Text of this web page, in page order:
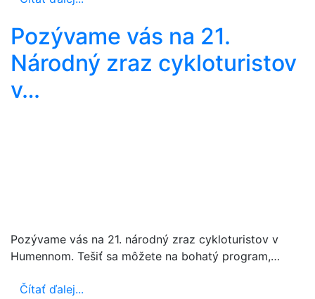
Pozývame vás na 21.
Národný zraz cykloturistov
v…
Pozývame vás na 21. národný zraz cykloturistov v
Humennom. Tešiť sa môžete na bohatý program,…
Čítať ďalej...